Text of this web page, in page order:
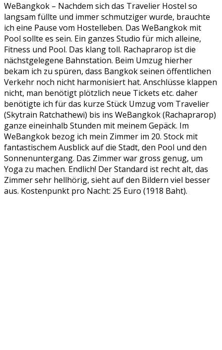
WeBangkok – Nachdem sich das Travelier Hostel so
langsam füllte und immer schmutziger wurde, brauchte
ich eine Pause vom Hostelleben. Das WeBangkok mit
Pool sollte es sein. Ein ganzes Studio für mich alleine,
Fitness und Pool. Das klang toll. Rachaprarop ist die
nächstgelegene Bahnstation. Beim Umzug hierher
bekam ich zu spüren, dass Bangkok seinen öffentlichen
Verkehr noch nicht harmonisiert hat. Anschlüsse klappen
nicht, man benötigt plötzlich neue Tickets etc. daher
benötigte ich für das kurze Stück Umzug vom Travelier
(Skytrain Ratchathewi) bis ins WeBangkok (Rachaprarop)
ganze eineinhalb Stunden mit meinem Gepäck. Im
WeBangkok bezog ich mein Zimmer im 20. Stock mit
fantastischem Ausblick auf die Stadt, den Pool und den
Sonnenuntergang. Das Zimmer war gross genug, um
Yoga zu machen. Endlich! Der Standard ist recht alt, das
Zimmer sehr hellhörig, sieht auf den Bildern viel besser
aus. Kostenpunkt pro Nacht: 25 Euro (1918 Baht).